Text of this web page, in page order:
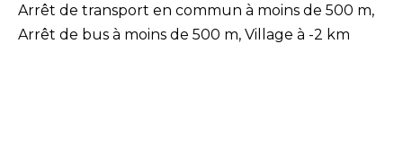
Arrêt de transport en commun à moins de 500 m,
Arrêt de bus à moins de 500 m, Village à -2 km